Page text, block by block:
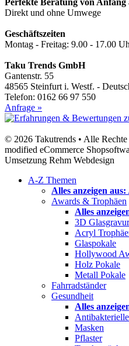
Perfekte Beratung von Anfang
Direkt und ohne Umwege
Geschäftszeiten
Montag - Freitag: 9.00 - 17.00
Taku Trends GmbH
Gantenstr. 55
48565 Steinfurt i. Westf. -
Telefon: 0162 66 97 550
Anfrage »
© 2026 Takutrends • Alle Rechte
modified eCommerce
Umsetzung Rehm Webdesign
A-Z Themen
Alles anzeigen aus:
Awards & Trophäen
Alles
3D
Acryl
Glaspokale
Hollywood
Holz Pokale
Metall Pokale
Fahrradständer
Gesundheit
Alles
Masken
Pflaster